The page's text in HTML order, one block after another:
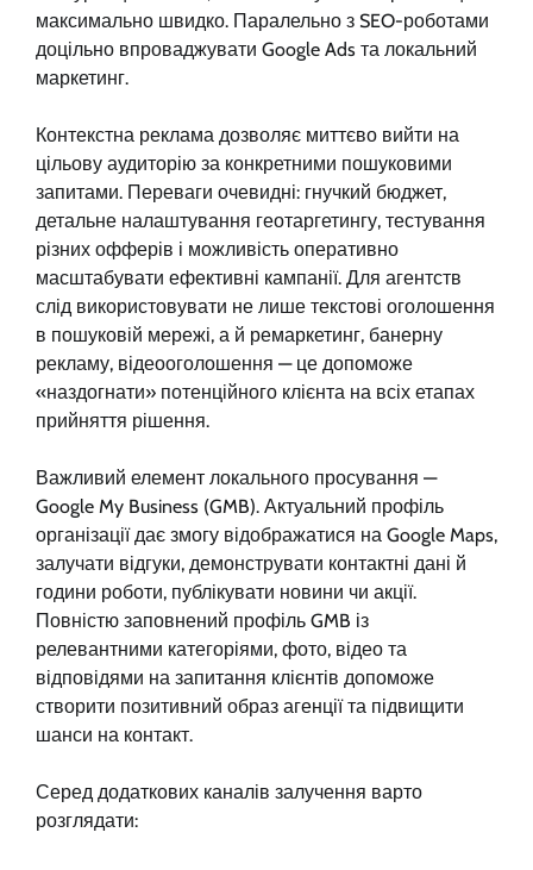
максимально швидко. Паралельно з SEO-роботами
доцільно впроваджувати Google Ads та локальний
маркетинг.
Контекстна реклама дозволяє миттєво вийти на
цільову аудиторію за конкретними пошуковими
запитами. Переваги очевидні: гнучкий бюджет,
детальне налаштування геотаргетингу, тестування
різних офферів і можливість оперативно
масштабувати ефективні кампанії. Для агентств
слід використовувати не лише текстові оголошення
в пошуковій мережі, а й ремаркетинг, банерну
рекламу, відеооголошення — це допоможе
«наздогнати» потенційного клієнта на всіх етапах
прийняття рішення.
Важливий елемент локального просування —
Google My Business (GMB). Актуальний профіль
організації дає змогу відображатися на Google Maps,
залучати відгуки, демонструвати контактні дані й
години роботи, публікувати новини чи акції.
Повністю заповнений профіль GMB із
релевантними категоріями, фото, відео та
відповідями на запитання клієнтів допоможе
створити позитивний образ агенції та підвищити
шанси на контакт.
Серед додаткових каналів залучення варто
розглядати: